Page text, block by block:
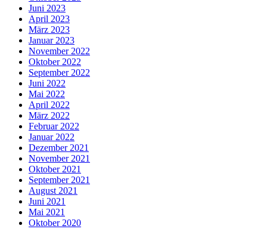
Juni 2023
April 2023
März 2023
Januar 2023
November 2022
Oktober 2022
September 2022
Juni 2022
Mai 2022
April 2022
März 2022
Februar 2022
Januar 2022
Dezember 2021
November 2021
Oktober 2021
September 2021
August 2021
Juni 2021
Mai 2021
Oktober 2020